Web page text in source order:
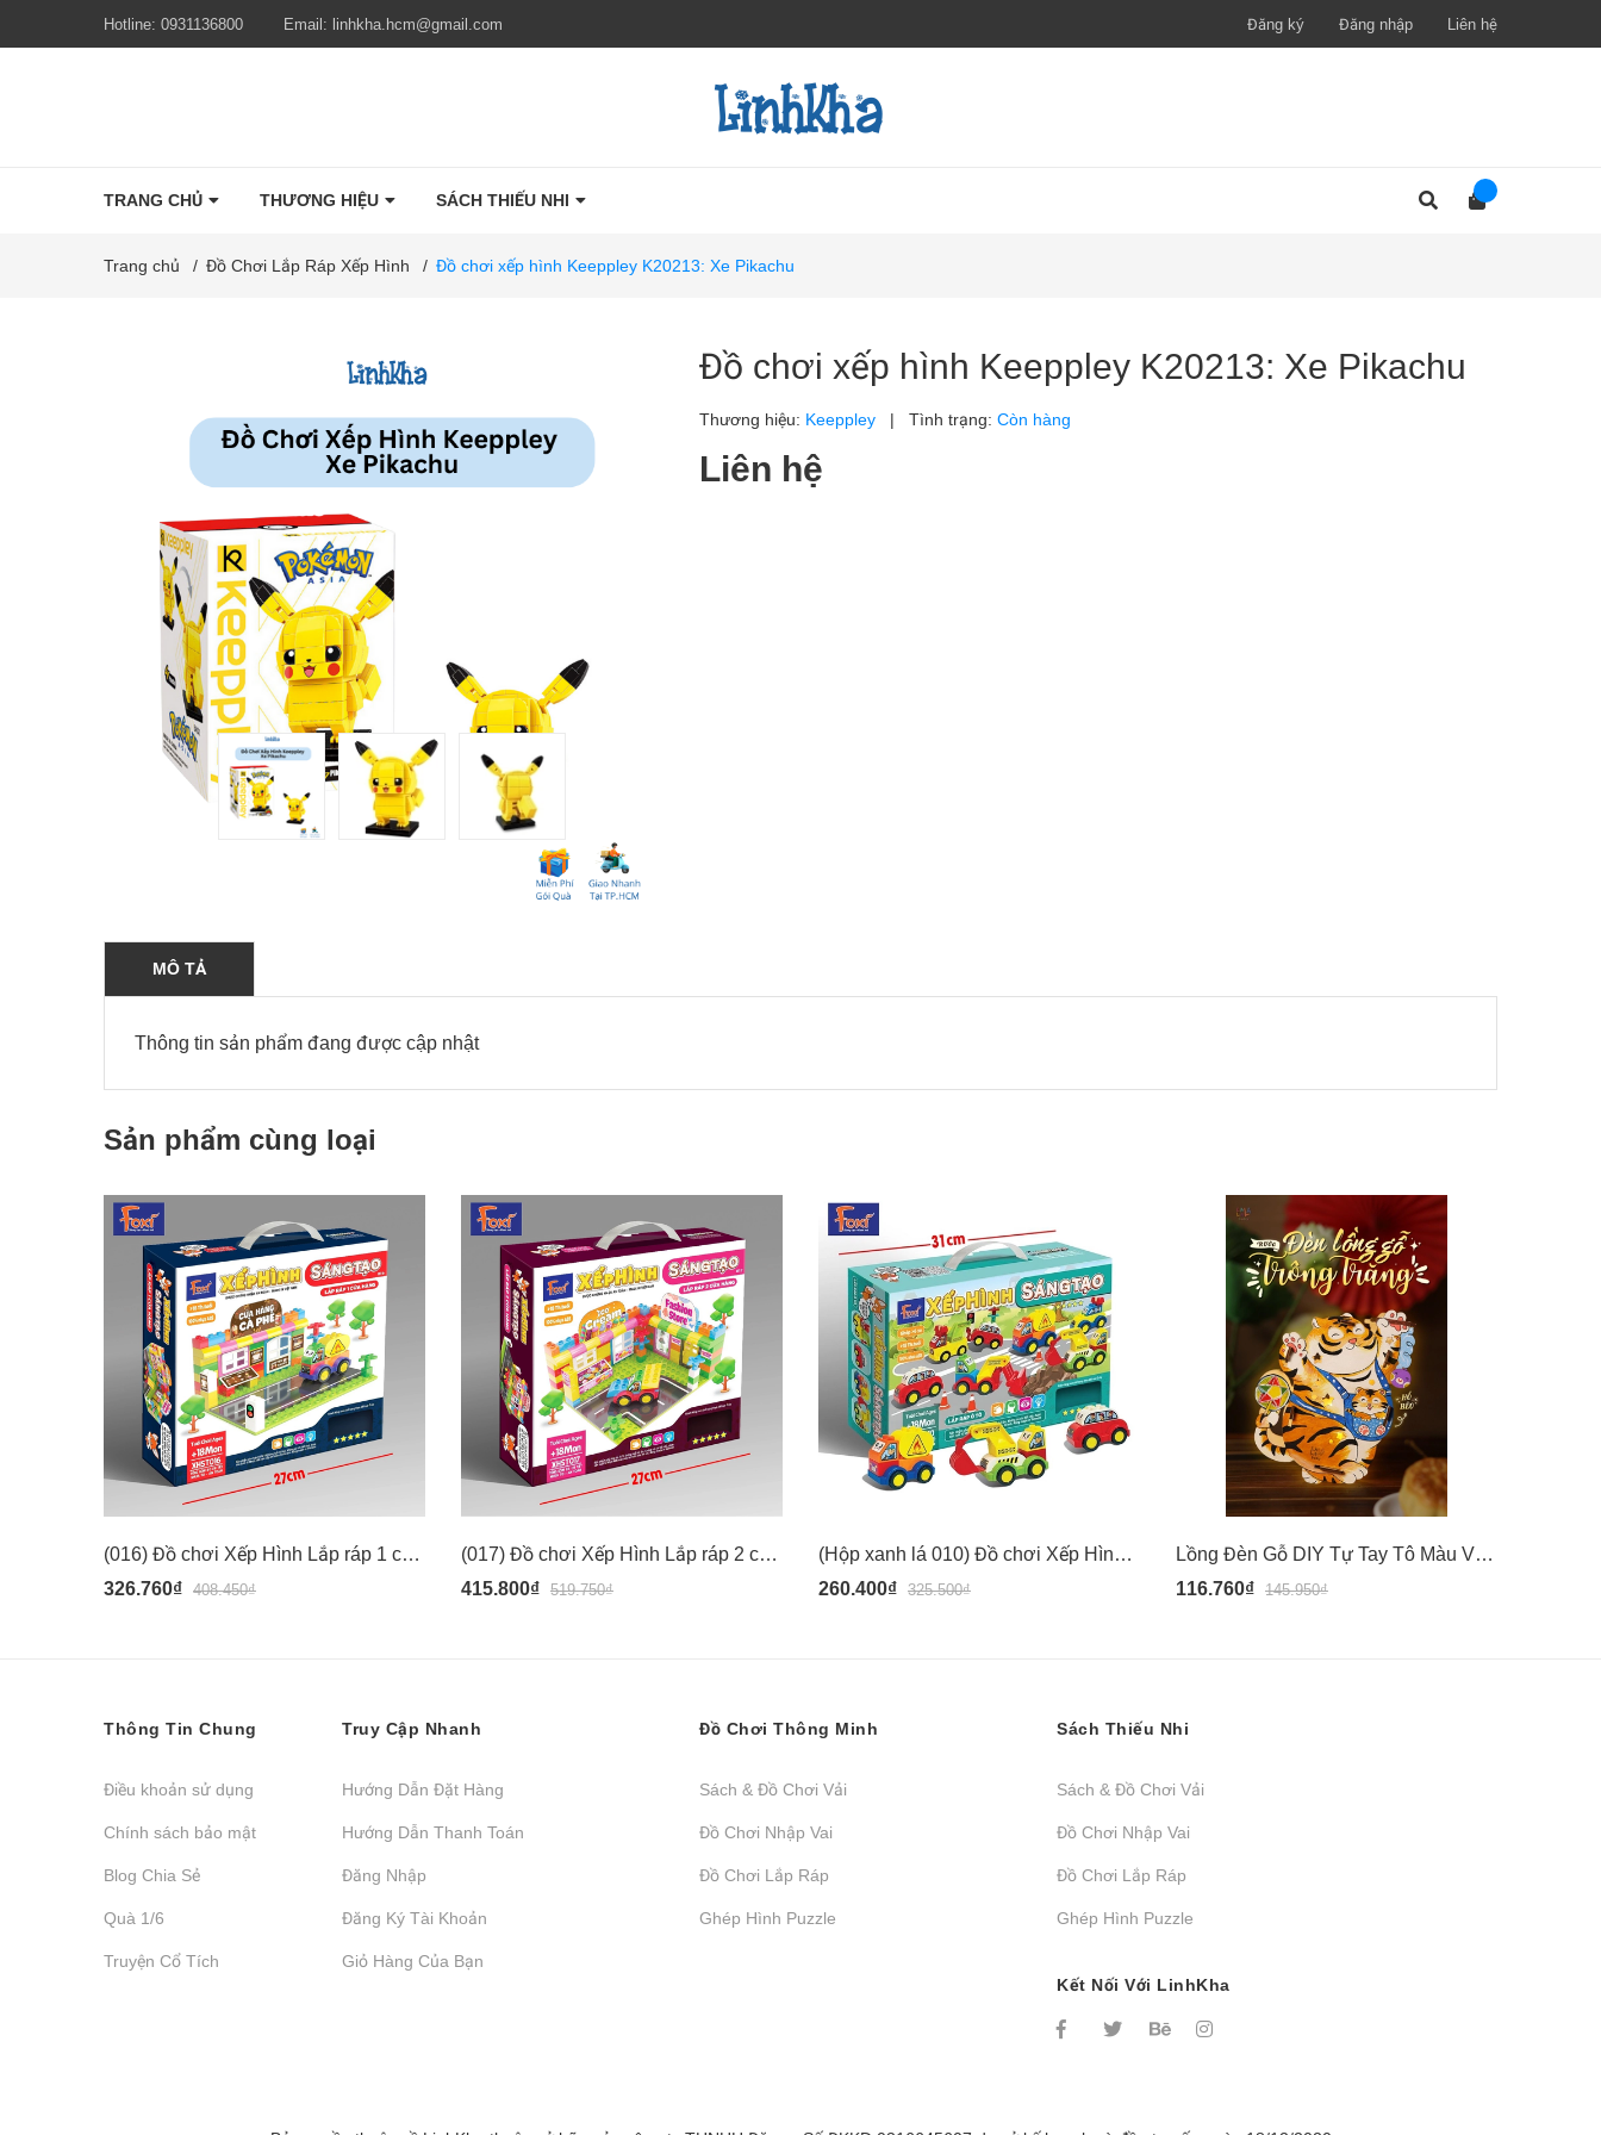
Hotline: 0931136800 Email: linhkha.hcm@gmail.com Đăng ký Đăng nhập Liên hệ
TRANG CHỦ THƯƠNG HIỆU SÁCH THIẾU NHI
Trang chủ / Đồ Chơi Lắp Ráp Xếp Hình / Đồ chơi xếp hình Keeppley K20213: Xe Pikachu
Đồ chơi xếp hình Keeppley K20213: Xe Pikachu
Thương hiệu: Keeppley | Tình trạng: Còn hàng
Liên hệ
MÔ TẢ
Thông tin sản phẩm đang được cập nhật
Sản phẩm cùng loại
(016) Đồ chơi Xếp Hình Lắp ráp 1 cửa hàng - Chi tiết to cho bé từ 18 tháng 1.5 tuổi - Hiệu Foxi 016
326.760₫ 408.450₫
(017) Đồ chơi Xếp Hình Lắp ráp 2 cửa hàng - Chi tiết to cho bé từ 18 tháng 1.5 tuổi - Hiệu Foxi 017
415.800₫ 519.750₫
(Hộp xanh lá 010) Đồ chơi Xếp Hình Sáng Tạo Xếp Hình Chi tiết to cho bé từ 18 tháng - Lắp ráp ô tô - Foxi
260.400₫ 325.500₫
Lồng Đèn Gỗ DIY Tự Tay Tô Màu Và Lắp Ráp - Hổ Béo - Lalala Baby
116.760₫ 145.950₫
Thông Tin Chung
Điều khoản sử dụng
Chính sách bảo mật
Blog Chia Sẻ
Quà 1/6
Truyện Cổ Tích
Truy Cập Nhanh
Hướng Dẫn Đặt Hàng
Hướng Dẫn Thanh Toán
Đăng Nhập
Đăng Ký Tài Khoản
Giỏ Hàng Của Bạn
Đồ Chơi Thông Minh
Sách & Đồ Chơi Vải
Đồ Chơi Nhập Vai
Đồ Chơi Lắp Ráp
Ghép Hình Puzzle
Sách Thiếu Nhi
Sách & Đồ Chơi Vải
Đồ Chơi Nhập Vai
Đồ Chơi Lắp Ráp
Ghép Hình Puzzle
Kết Nối Với LinhKha